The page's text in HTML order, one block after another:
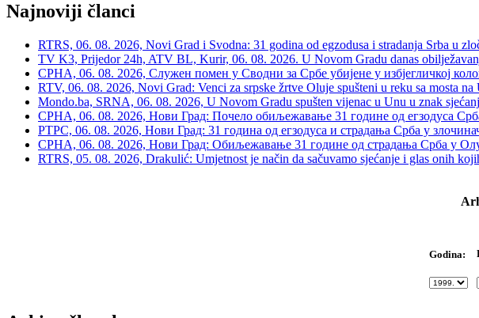
Najnoviji članci
RTRS, 06. 08. 2026, Novi Grad i Svodna: 31 godina od egzodusa i stradanja Srba u
TV K3, Prijedor 24h, ATV BL, Kurir, 06. 08. 2026. U Novom Gradu danas
СРНА, 06. 08. 2026, Служен помен у Сводни за Србе убијене у избјегличкој
RTV, 06. 08. 2026, Novi Grad: Venci za srpske žrtve Oluje spušteni u reku sa mosta na
Mondo.ba, SRNA, 06. 08. 2026, U Novom Gradu spušten vijenac u Unu u znak
СРНА, 06. 08. 2026, Нови Град: Почело обиљежавање 31 године од егзодуса
РТРС, 06. 08. 2026, Нови Град: 31 година од егзодуса и страдања Срба у
СРНА, 06. 08. 2026, Нови Град: Обиљежавање 31 године од страдања Срба у
RTRS, 05. 08. 2026, Drakulić: Umjetnost je način da sačuvamo sjećanje i glas onih
Godina: